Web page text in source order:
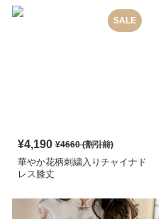
SALE
¥4,190 ¥4660(割引前)
華やか花柄刺繍入りチャイナド
レス膝丈